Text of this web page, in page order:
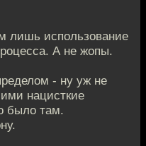
лишь использование
А не жопы.
- ну уж не
нацисткие
было там.